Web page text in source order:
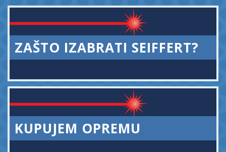
ZAŠTO IZABRATI SEIFFERT?
KUPUJEM OPREMU